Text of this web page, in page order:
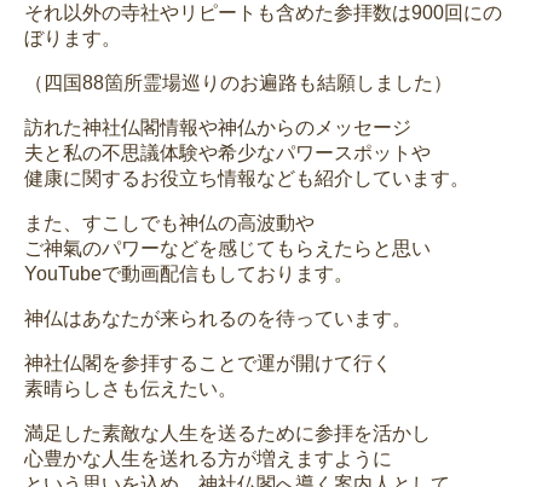
それ以外の寺社やリピートも含めた参拝数は900回にの
ぼります。
（四国88箇所霊場巡りのお遍路も結願しました）
訪れた神社仏閣情報や神仏からのメッセージ
夫と私の不思議体験や希少なパワースポットや
健康に関するお役立ち情報なども紹介しています。
また、すこしでも神仏の高波動や
ご神氣のパワーなどを感じてもらえたらと思い
YouTubeで動画配信もしております。
神仏はあなたが来られるのを待っています。
神社仏閣を参拝することで運が開けて行く
素晴らしさも伝えたい。
満足した素敵な人生を送るために参拝を活かし
心豊かな人生を送れる方が増えますように